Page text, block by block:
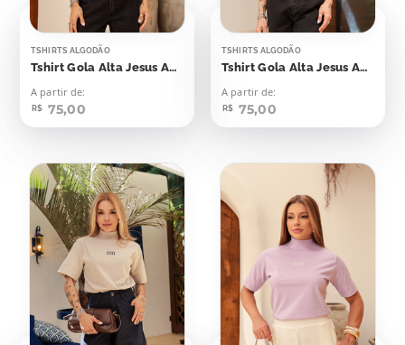
TSHIRTS ALGODÃO
Tshirt Gola Alta Jesus Aplicação
A partir de:
R$ 75,00
TSHIRTS ALGODÃO
Tshirt Gola Alta Jesus Aplicação
A partir de:
R$ 75,00